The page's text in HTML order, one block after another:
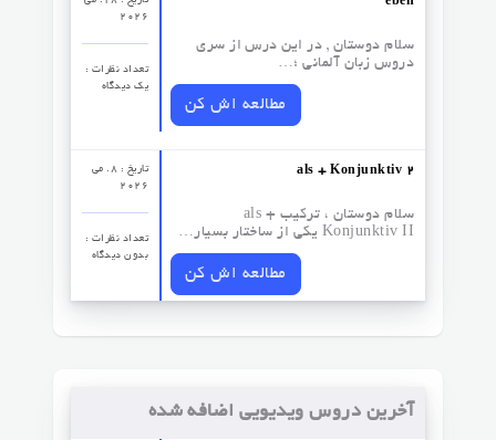
2026
تعداد نظرات‌ :
یک دیدگاه
سلام دوستان , در این درس از سری
دروس زبان آلمانی ؛…
مطالعه اش کن
تاریخ : 8. می
2026
تعداد نظرات‌ :
بدون دیدگاه
als + Konjunktiv 2
سلام دوستان ، ترکیب als +
Konjunktiv II یکی از ساختار بسیار…
مطالعه اش کن
آخرین دروس ویدیویی اضافه شده